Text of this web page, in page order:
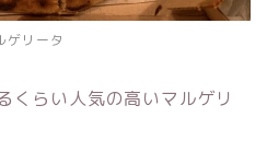
ゲリータ
くらい人気の高いマルゲリ